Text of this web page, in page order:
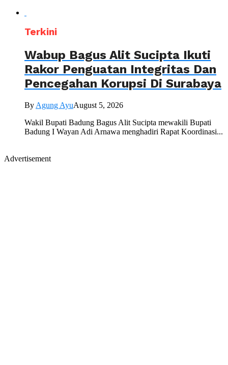
Terkini
Wabup Bagus Alit Sucipta Ikuti
Rakor Penguatan Integritas Dan
Pencegahan Korupsi Di Surabaya
By Agung AyuAugust 5, 2026
Wakil Bupati Badung Bagus Alit Sucipta mewakili Bupati
Badung I Wayan Adi Arnawa menghadiri Rapat Koordinasi...
Advertisement